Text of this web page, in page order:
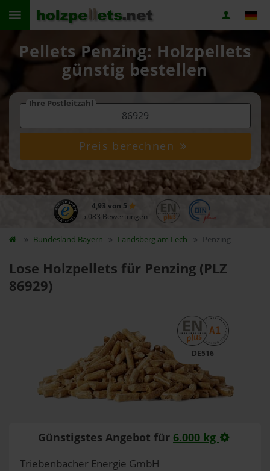
Pellets Penzing: Holzpellets
günstig bestellen
Ihre Postleitzahl
Preis berechnen
4,93 von 5
5.083 Bewertungen
Bundesland Bayern Landsberg am Lech Penzing
Lose Holzpellets für Penzing (PLZ
86929)
DE516
Günstigstes Angebot für 6.000 kg
Triebenbacher Energie GmbH